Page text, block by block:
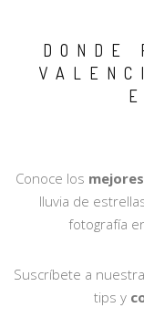
DONDE
Conoce los
lluvia de
fotografía
Suscríbete a
tips y